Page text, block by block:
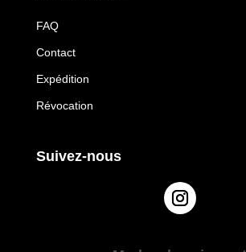
FAQ
Contact
Expédition
Révocation
Suivez-nous